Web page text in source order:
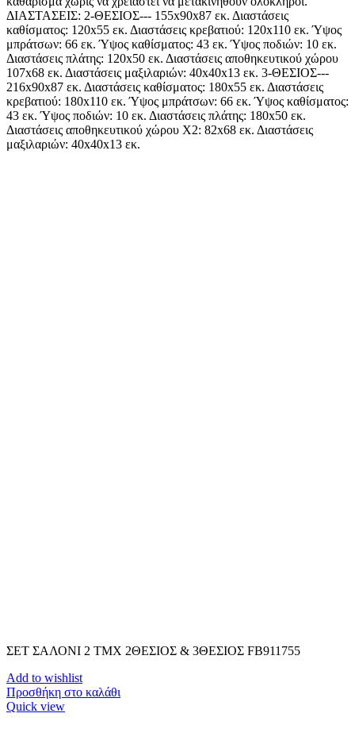
ΔΙΑΣΤΑΣΕΙΣ: 2-ΘΕΣΙΟΣ--- 155x90x87 εκ. Διαστάσεις
καθίσματος: 120x55 εκ. Διαστάσεις κρεβατιού: 120x110 εκ. Ύψος
μπράτσων: 66 εκ. Ύψος καθίσματος: 43 εκ. Ύψος ποδιών: 10 εκ.
Διαστάσεις πλάτης: 120x50 εκ. Διαστάσεις αποθηκευτικού χώρου
107x68 εκ. Διαστάσεις μαξιλαριών: 40x40x13 εκ. 3-ΘΕΣΙΟΣ---
216x90x87 εκ. Διαστάσεις καθίσματος: 180x55 εκ. Διαστάσεις
κρεβατιού: 180x110 εκ. Ύψος μπράτσων: 66 εκ. Ύψος καθίσματος:
43 εκ. Ύψος ποδιών: 10 εκ. Διαστάσεις πλάτης: 180x50 εκ.
Διαστάσεις αποθηκευτικού χώρου Χ2: 82x68 εκ. Διαστάσεις
μαξιλαριών: 40x40x13 εκ.
ΣΕΤ ΣΑΛΟΝΙ 2 TMX 2ΘΕΣΙΟΣ & 3ΘΕΣΙΟΣ FB911755
Add to wishlist
Προσθήκη στο καλάθι
Quick view